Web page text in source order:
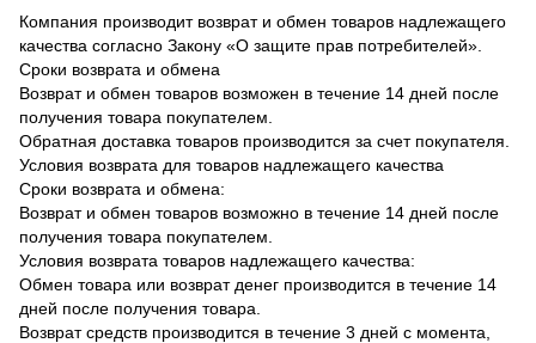
Компания производит возврат и обмен товаров надлежащего
качества согласно Закону «О защите прав потребителей».
Сроки возврата и обмена
Возврат и обмен товаров возможен в течение 14 дней после
получения товара покупателем.
Обратная доставка товаров производится за счет покупателя.
Условия возврата для товаров надлежащего качества
Сроки возврата и обмена:
Возврат и обмен товаров возможно в течение 14 дней после
получения товара покупателем.
Условия возврата товаров надлежащего качества:
Обмен товара или возврат денег производится в течение 14
дней после получения товара.
Возврат средств производится в течение 3 дней с момента,